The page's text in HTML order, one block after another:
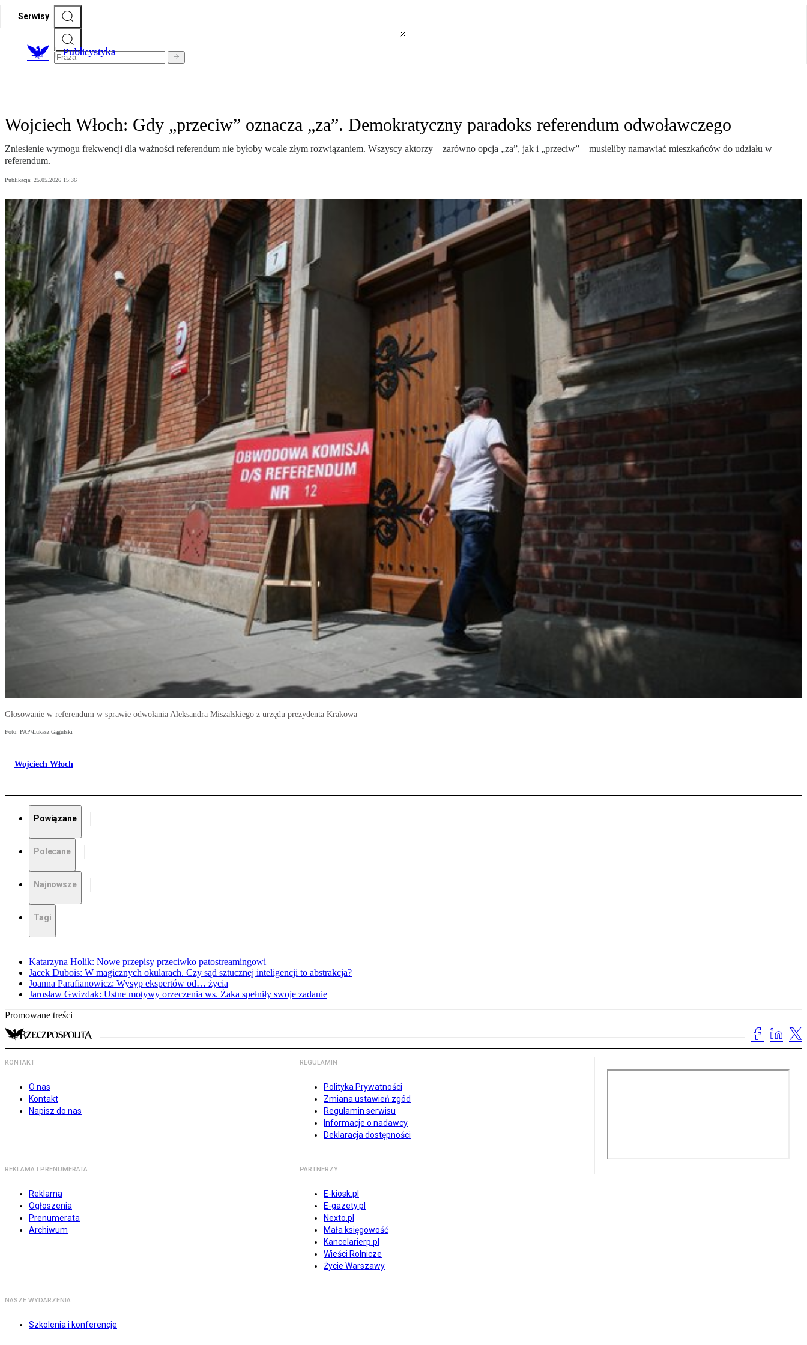
Serwisy
Publicystyka
Wojciech Włoch: Gdy „przeciw” oznacza „za”. Demokratyczny paradoks referendum odwoławczego
Zniesienie wymogu frekwencji dla ważności referendum nie byłoby wcale złym rozwiązaniem. Wszyscy aktorzy – zarówno opcja „za”, jak i „przeciw” – musieliby namawiać mieszkańców do udziału w
referendum.
Publikacja: 25.05.2026 15:36
Głosowanie w referendum w sprawie odwołania Aleksandra Miszalskiego z urzędu prezydenta Krakowa
Foto: PAP/Łukasz Gągulski
Wojciech Włoch
Powiązane
Polecane
Najnowsze
Tagi
Katarzyna Holik: Nowe przepisy przeciwko patostreamingowi
Jacek Dubois: W magicznych okularach. Czy sąd sztucznej inteligencji to abstrakcja?
Joanna Parafianowicz: Wysyp ekspertów od… życia
Jarosław Gwizdak: Ustne motywy orzeczenia ws. Żaka spełniły swoje zadanie
Promowane treści
KONTAKT
O nas
Kontakt
Napisz do nas
REGULAMIN
Polityka Prywatności
Zmiana ustawień zgód
Regulamin serwisu
Informacje o nadawcy
Deklaracja dostępności
REKLAMA I PRENUMERATA
Reklama
Ogłoszenia
Prenumerata
Archiwum
PARTNERZY
E-kiosk.pl
E-gazety.pl
Nexto.pl
Mała księgowość
Kancelarierp.pl
Wieści Rolnicze
Życie Warszawy
NASZE WYDARZENIA
Szkolenia i konferencje